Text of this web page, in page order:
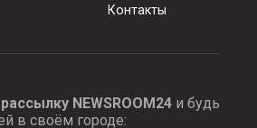
Контакты
NEWSROOM24и будь
в своём городе: